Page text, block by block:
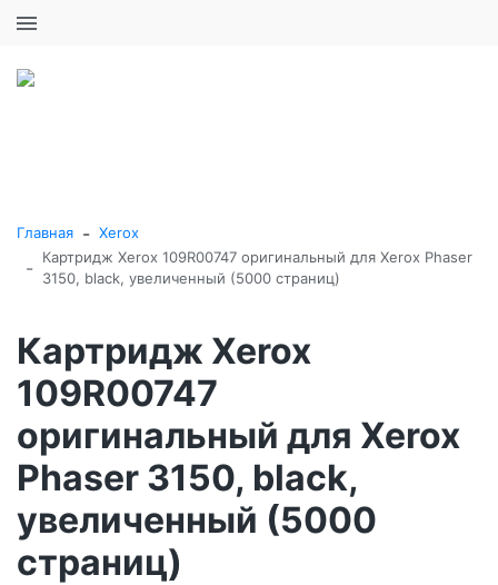
Главная - Xerox
-
Картридж Xerox 109R00747 оригинальный для Xerox Phaser
3150, black, увеличенный (5000 страниц)
Картридж Xerox
109R00747
оригинальный для Xerox
Phaser 3150, black,
увеличенный (5000
страниц)